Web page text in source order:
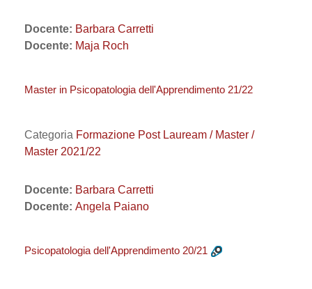
Docente: Barbara Carretti
Docente: Maja Roch
Master in Psicopatologia dell'Apprendimento 21/22
Categoria Formazione Post Lauream / Master /
Master 2021/22
Docente: Barbara Carretti
Docente: Angela Paiano
Psicopatologia dell'Apprendimento 20/21